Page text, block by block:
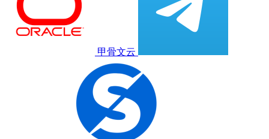
甲骨文云